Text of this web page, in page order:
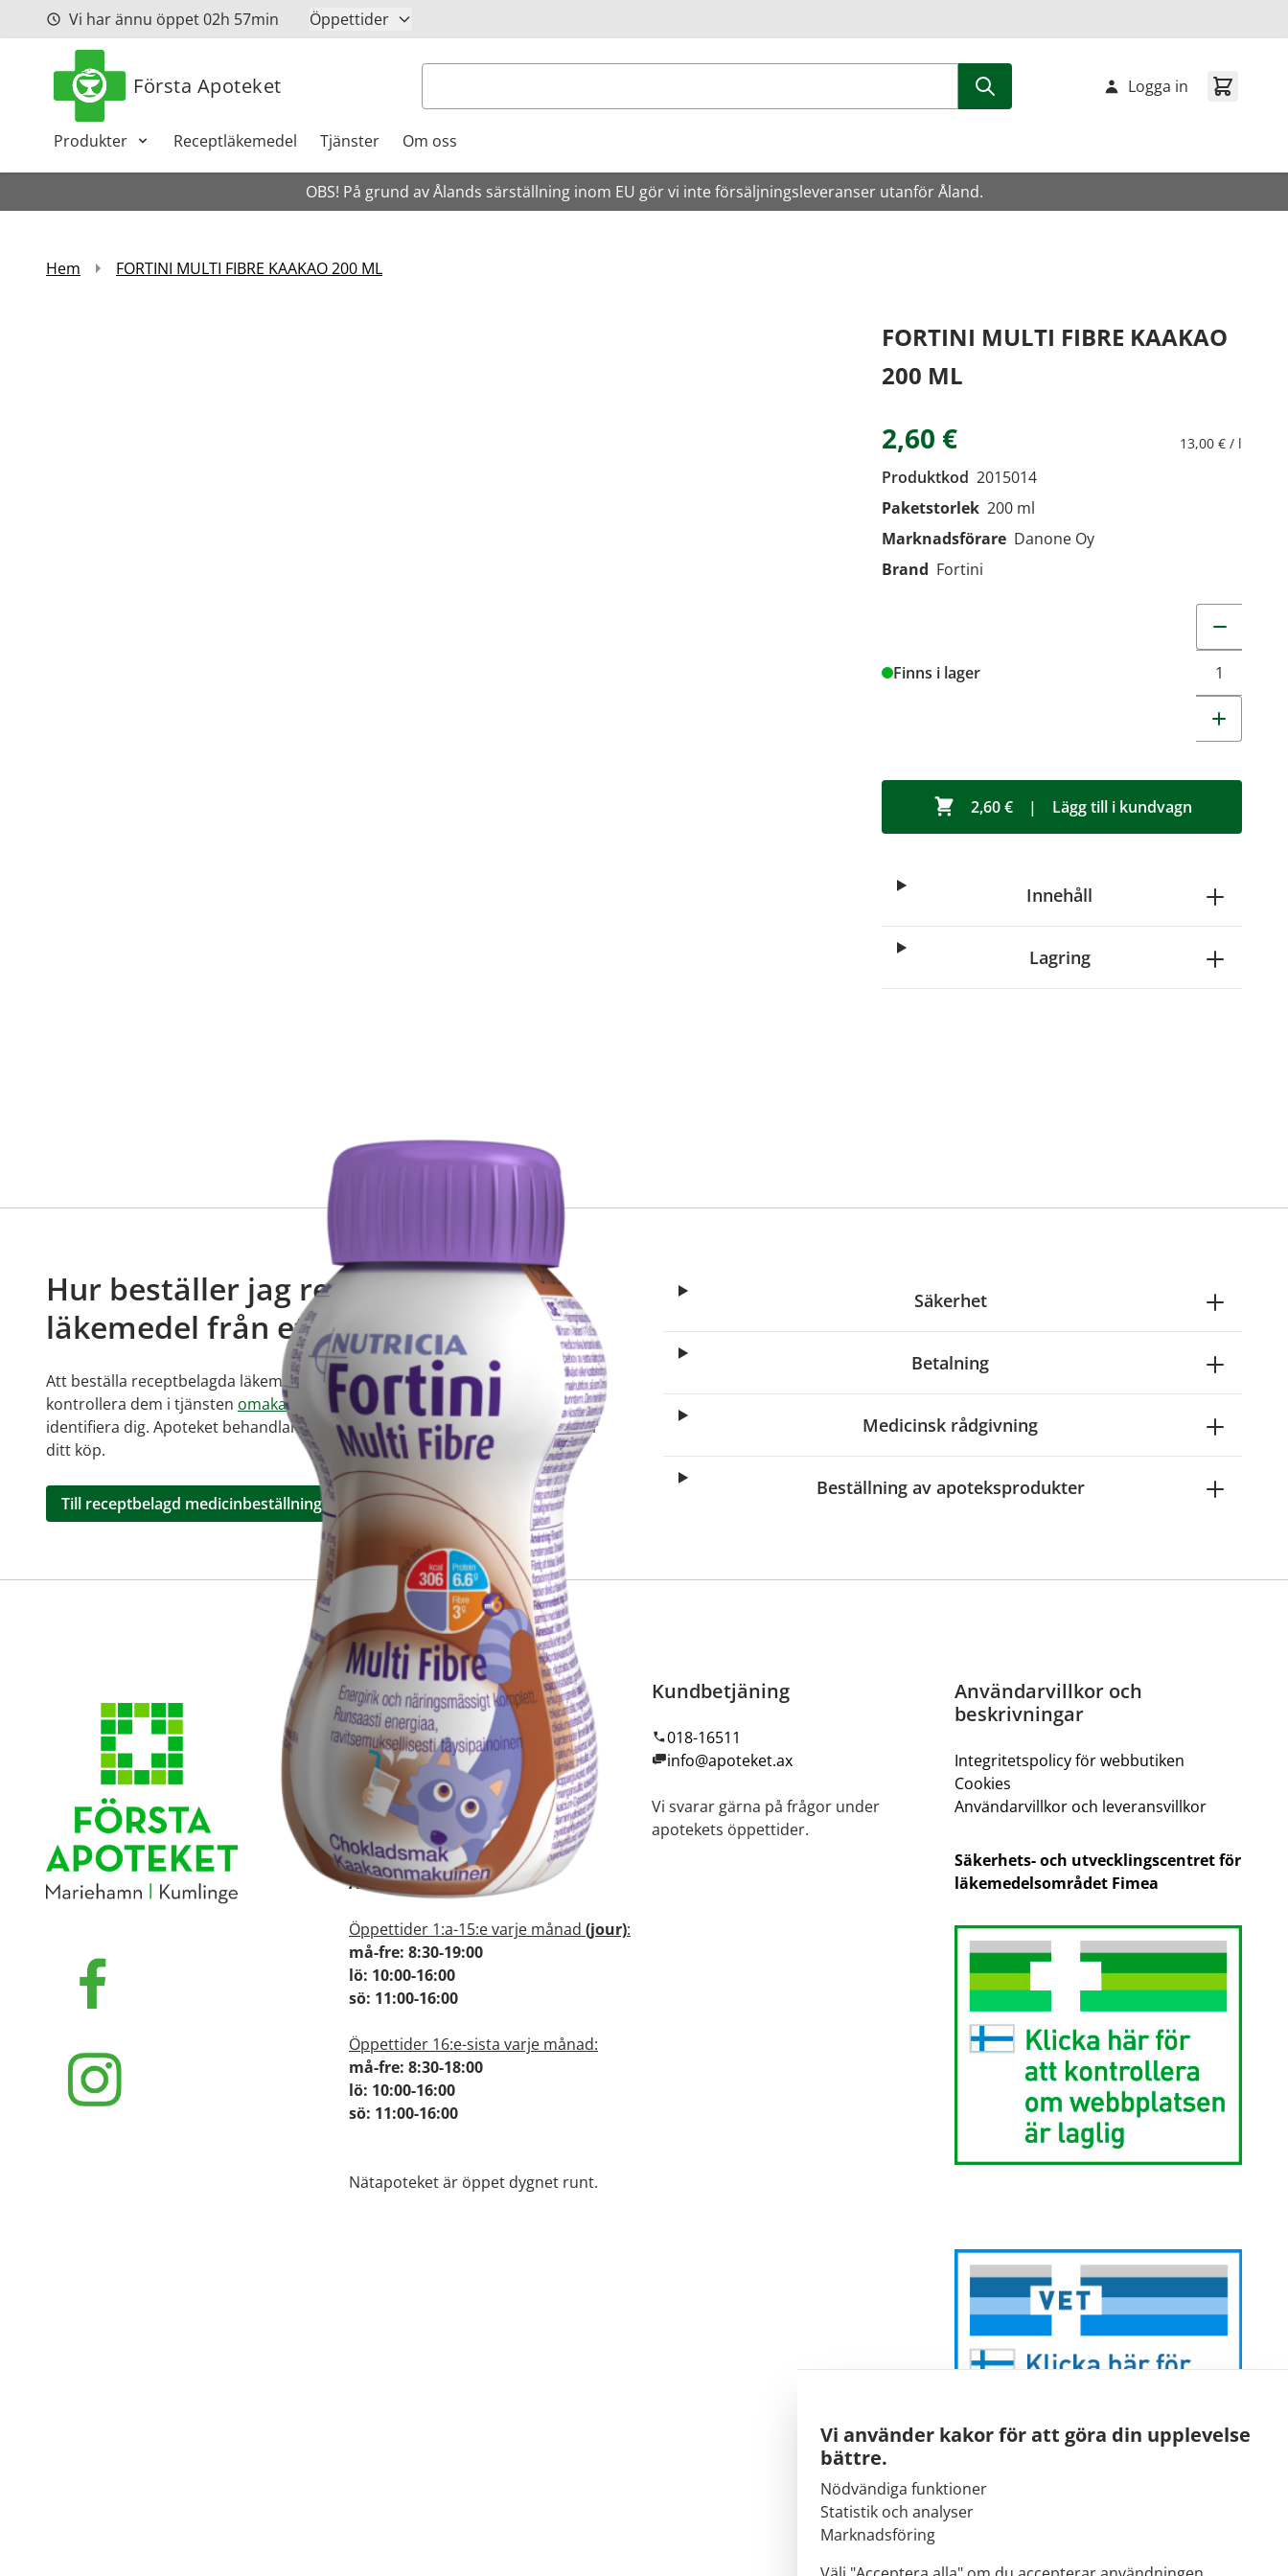
Vi använder kakor för att göra din upplevelse
bättre.
Nödvändiga funktioner
Statistik och analyser
Marknadsföring
Hoppa till innehållVi har ännu öppet02h 57min Öppettider
Första Apoteket Sök
Produkter Receptläkemedel Tjänster Om oss
Logga in
OBS! På grund av Ålands särställning inom EU gör vi inte försäljningsleveranser utanför Åland.
Hem FORTINI MULTI FIBRE KAAKAO 200 ML
FORTINI MULTI FIBRE KAAKAO
200 ML
2,60 € 13,00 € / l
Produktkod 2015014
Paketstorlek 200 ml
Marknadsförare Danone Oy
Brand Fortini
Finns i lager
2,60 € | Lägg till i kundvagn
Innehåll
Lagring
Hur beställer jag receptbelagda
läkemedel från ett onlineapotek?
Att beställa receptbelagda läkemedel kräver ett giltigt recept, och du kan
kontrollera dem i tjänsten omakanta.fi
. För att beställa måste du först
identifiera dig. Apoteket behandlar din beställning, varefter du kan betala för
ditt köp.
Till receptbelagd medicinbeställning
Säkerhet
Betalning
Medicinsk rådgivning
Beställning av apoteksprodukter
Om apoteket
Här finns vi på kartan
Adress:
Torggatan 3
22100 Mariehamn
Åland
Öppettider 1:a-15:e varje månad (jour):
må-fre: 8:30-19:00
lö: 10:00-16:00
sö: 11:00-16:00
Öppettider 16:e-sista varje månad:
må-fre: 8:30-18:00
lö: 10:00-16:00
sö: 11:00-16:00
Nätapoteket är öppet dygnet runt.
Kundbetjäning
018-16511
info@apoteket.ax
Vi svarar gärna på frågor under
apotekets öppettider.
Användarvillkor och
beskrivningar
Integritetspolicy för webbutiken
Cookies
Användarvillkor och leveransvillkor
Säkerhets- och utvecklingscentret för
läkemedelsområdet Fimea